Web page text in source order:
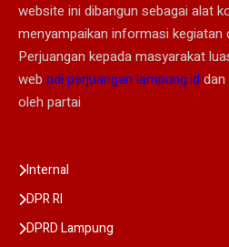
website ini dibangun sebagai alat
menyampaikan informasi kegiatan
Perjuangan kepada masyarakat
web pdi perjuangan lampung.id
oleh partai
Internal
DPR RI
DPRD Lampung